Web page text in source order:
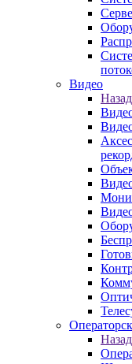
Видео
Назад
Назад